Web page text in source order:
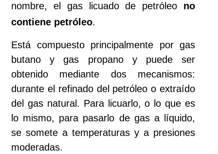
nombre, el gas licuado de petróleo no
contiene petróleo.
Está compuesto principalmente por gas
butano y gas propano y puede ser
obtenido mediante dos mecanismos:
durante el refinado del petróleo o extraído
del gas natural. Para licuarlo, o lo que es
lo mismo, para pasarlo de gas a líquido,
se somete a temperaturas y a presiones
moderadas.